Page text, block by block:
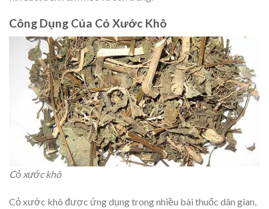
Công Dụng Của Cỏ Xước Khô
Cỏ xước khô
Cỏ xước khô được ứng dụng trong nhiều bài thuốc dân gian,